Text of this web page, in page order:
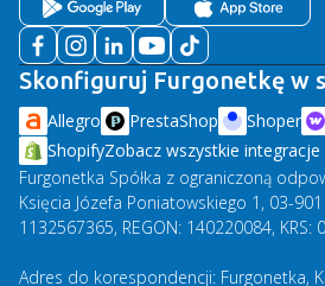
Skonfiguruj Furgonetkę w
Allegro PrestaShop Shoper
ShopifyZobacz wszystkie integracje
Furgonetka Spółka z ograniczoną
Księcia Józefa Poniatowskiego 1, 03-
1132567365, REGON: 140220084, KRS:
Adres do korespondencji: Furgonetka,